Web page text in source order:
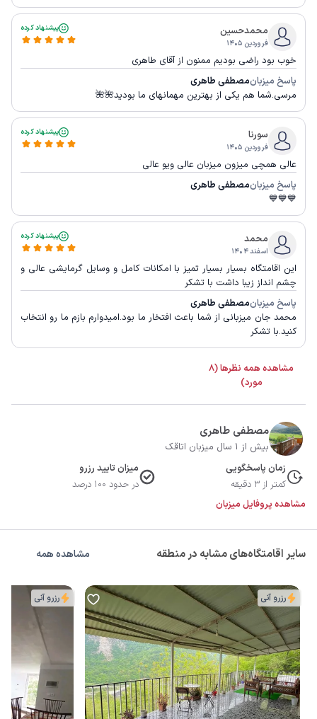
محمدحسین
فروردین ۱۴۰۵
پیشنهاد کرده
خوب بود راضی بودیم ممنون از آقای طاهری
پاسخ میزبانمصطفی طاهری
مرسی.شما هم یکی از بهترین مهمانهای ما بودید🌺🌺
سورنا
فروردین ۱۴۰۵
پیشنهاد کرده
عالی همچی میزون میزبان عالی ویو عالی
پاسخ میزبانمصطفی طاهری
💙💙💙
محمد
اسفند ۱۴۰۴
پیشنهاد کرده
این اقامتگاه بسیار بسیار تمیز با امکانات کامل و وسایل گرمایشی عالی و
چشم انداز زیبا داشت با تشکر
پاسخ میزبانمصطفی طاهری
محمد جان میزبانی از شما باعث افتخار ما بود.امیدوارم بازم ما رو انتخاب
کنید.با تشکر
مشاهده همه نظرها (8
مورد)
مصطفی طاهری
بیش از 1 سال میزبان اتاقک
زمان پاسخگویی
کمتر از 3 دقیقه
میزان تایید رزرو
در حدود 100 درصد
مشاهده پروفایل میزبان
سایر اقامتگاه‌های مشابه در منطقه مشاهده همه
رزرو آنی رزرو آنی